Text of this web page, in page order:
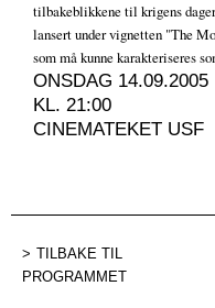
tilbakeblikkene til krigens
lansert under vignetten "The
som må kunne karakteriseres
ONSDAG 14.09.2005
KL. 21:00
CINEMATEKET USF
TILBAKE TIL
PROGRAMMET